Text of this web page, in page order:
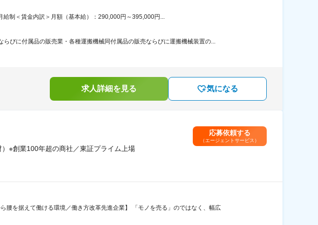
給制＜賃金内訳＞月額（基本給）：290,000円～395,000円...
びに付属品の販売業・各種運搬機械同付属品の販売ならびに運搬機械装置の...
求人詳細を見る 気になる
※創業100年超の商社／東証プライム上場
応募依頼する
（エージェントサービス）
腰を据えて働ける環境／働き方改革先進企業】 「モノを売る」のではなく、幅広